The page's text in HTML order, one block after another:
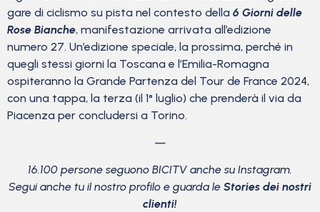
gare di ciclismo su pista nel contesto della 6 Giorni delle
Rose Bianche, manifestazione arrivata all’edizione
numero 27. Un’edizione speciale, la prossima, perché in
quegli stessi giorni la Toscana e l’Emilia-Romagna
ospiteranno la Grande Partenza del Tour de France 2024,
con una tappa, la terza (il 1° luglio) che prenderà il via da
Piacenza per concludersi a Torino.
—
16.100 persone seguono BICITV anche su Instagram.
Segui anche tu il nostro profilo e guarda le Stories dei nostri
clienti!